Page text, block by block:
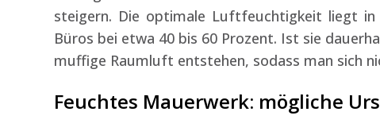
steigern. Die optimale Luftfeuchtigkeit liegt
Büros bei etwa 40 bis 60 Prozent. Ist sie
muffige Raumluft entstehen, sodass man sich
Feuchtes Mauerwerk: mögliche